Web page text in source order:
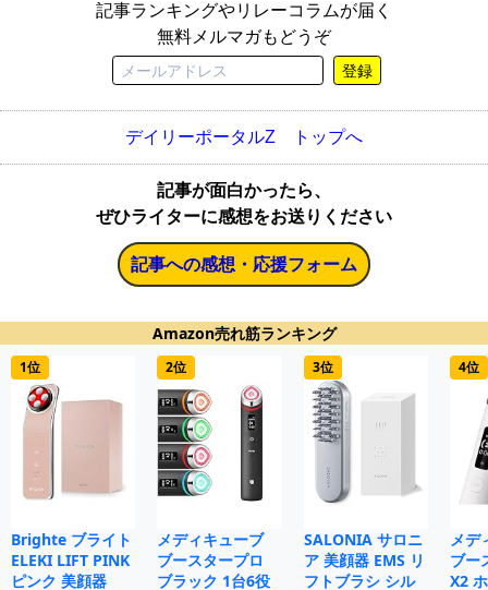
記事ランキングやリレーコラムが届く
無料メルマガもどうぞ
登録
デイリーポータルZ トップへ
記事が面白かったら、
ぜひライターに感想をお送りください
記事への感想・応援フォーム
Amazon売れ筋ランキング
1位
Brighte ブライト
ELEKI LIFT PINK
ピンク 美顔器
2位
メディキューブ
ブースタープロ
ブラック 1台6役
3位
SALONIA サロニ
ア 美顔器 EMS リ
フトブラシ シル
4位
メデ
ブー
X2